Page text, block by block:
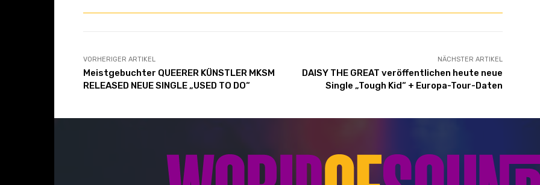
v
o
n
VORHERIGER ARTIKEL
Meistgebuchter QUEERER KÜNSTLER MKSM
RELEASED NEUE SINGLE „USED TO DO“
NÄCHSTER ARTIKEL
DAISY THE GREAT veröffentlichen heute neue
Single „Tough Kid“ + Europa-Tour-Daten